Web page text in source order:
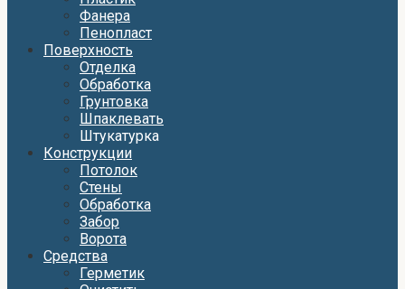
Фанера
Пенопласт
Поверхность
Отделка
Обработка
Грунтовка
Шпаклевать
Штукатурка
Конструкции
Потолок
Стены
Обработка
Забор
Ворота
Средства
Герметик